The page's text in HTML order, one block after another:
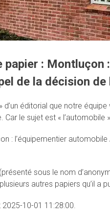
papier : Montluçon
de la décision
d’un éditorial que notre
le sujet est « l’automobile
: l’équipementier
sous le nom
autres papiers qu’il a
10-01 11:28:00.